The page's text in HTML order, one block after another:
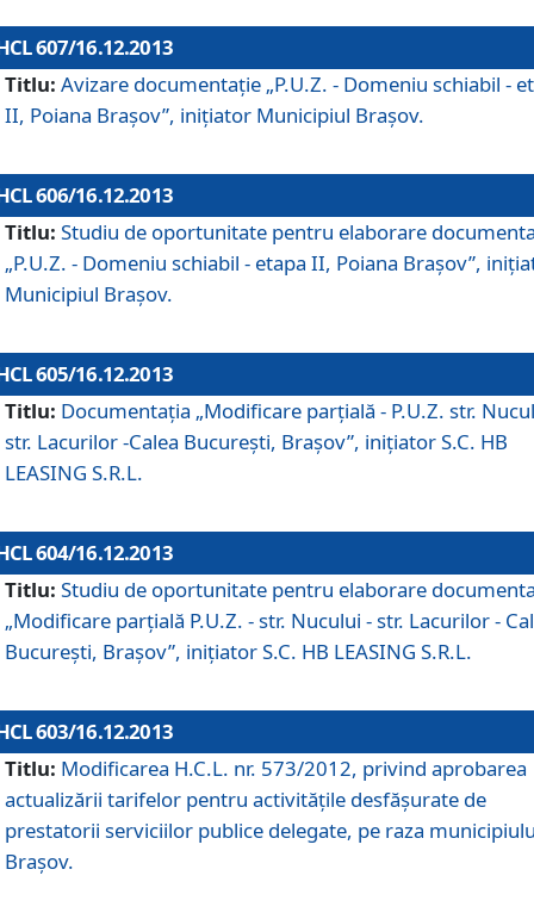
607/16.12.2013
Titlu: Avizare documentaţie „P.U.Z. - Domeniu schiabil -
II, Poiana Braşov”, iniţiator Municipiul Braşov.
606/16.12.2013
Titlu: Studiu de oportunitate pentru elaborare
„P.U.Z. - Domeniu schiabil - etapa II, Poiana Braşov”,
Municipiul Braşov.
605/16.12.2013
Titlu: Documentaţia „Modificare parţială - P.U.Z. str.
str. Lacurilor -Calea Bucureşti, Braşov”, iniţiator S.C. HB
LEASING S.R.L.
604/16.12.2013
Titlu: Studiu de oportunitate pentru elaborare
„Modificare parţială P.U.Z. - str. Nucului - str. Lacurilor -
Bucureşti, Braşov”, iniţiator S.C. HB LEASING S.R.L.
603/16.12.2013
Titlu: Modificarea H.C.L. nr. 573/2012, privind aprobarea
actualizării tarifelor pentru activităţile desfăşurate de
prestatorii serviciilor publice delegate, pe raza
Braşov.